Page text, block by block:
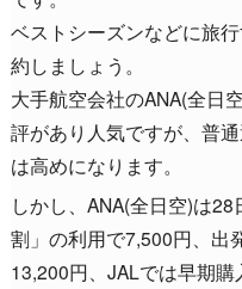
ベストシーズンなどに旅
約しましょう。
大手航空会社のANA(全日
評があり人気ですが、普
は高めになります。
しかし、ANA(全日空)は
割」の利用で7,500円、出
13,200円、JALでは早期